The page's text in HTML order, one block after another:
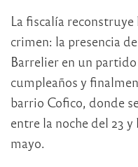
La fiscalía
crimen: la presencia
Barrelier en un
cumpleaños y
barrio Cofico, donde
entre la noche del 23
mayo.